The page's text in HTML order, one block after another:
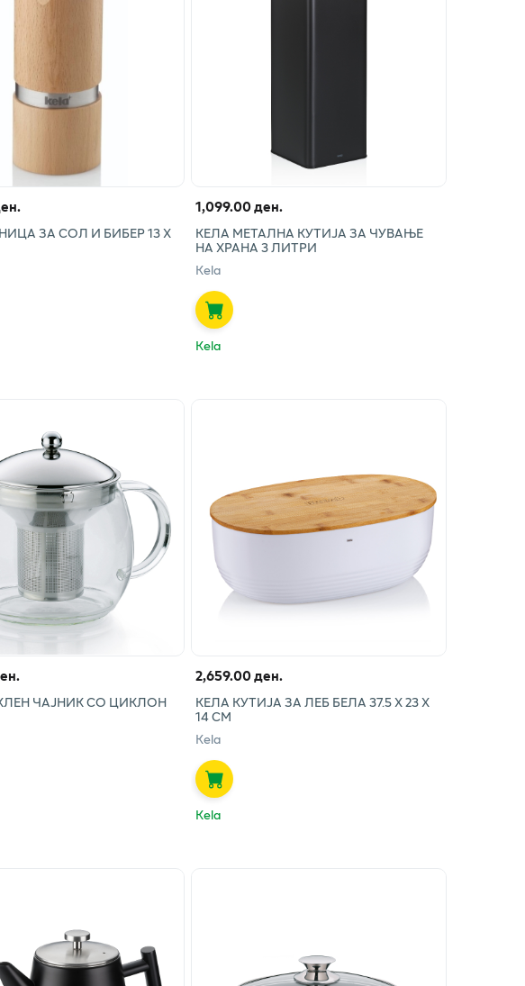
ЗА СОЛ И БИБЕР 13 Х
1,099.00 ден.
КЕЛА МЕТАЛНА КУТИЈА ЗА ЧУВАЊЕ
НА ХРАНА 3 ЛИТРИ
Kela
Kela
ЧАЈНИК СО ЦИКЛОН
2,659.00 ден.
КЕЛА КУТИЈА ЗА ЛЕБ БЕЛА 37.5 Х 23 Х
14 СМ
Kela
Kela